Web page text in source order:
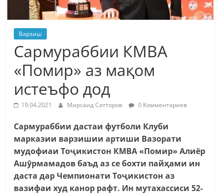
Варзиш
Сармураббии КМВА
«Помир» аз мақом
истеъфо дод
19.04.2021 Мирсаид Сатторов 0 Комментариев
Сармураббии дастаи футболи Клуби
марказии варзишии артиши Вазорати
мудофиаи Тоҷикистон КМВА «Помир» Алиёр
Ашӯрмамадов баъд аз се бохти пайҳами ин
даста дар Чемпионати Тоҷикистон аз
вазифаи худ канор рафт. Ин мутахассиси 52-